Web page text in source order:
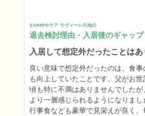
SOMPOケア ラヴィーレ久地の
退去検討理由・入居後のギャップ
入居して想定外だったことはあ
良い意味で想定外だったのは、食事
も向上していたことです。父がお
頃も特に不満はありませんでした
より一層感じられるようになりま
行事食なども豪華で見栄えが良く、